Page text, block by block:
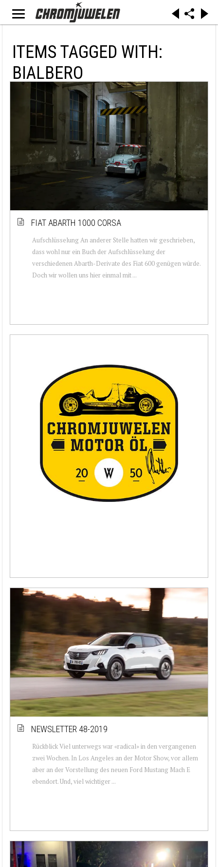
ITEMS TAGGED WITH:
BIALBERO
FIAT ABARTH 1000 CORSA
Aufschlüsselung An anderer Stelle hatten wir geschrieben,
dass wohl nur ein Buch der Aufschlüsselung der
verschiedenen Abarth-Derivate des Fiat 600 genügen würde.
Doch wir wollen uns hier einmal mit ...
NEWSLETTER 48-2019
Rückblick Viel unterwegs war «radical» in den vergangenen
zwei Wochen. In Los Angeles an der Motor Show, vor allem
aber an der Vorstellung des neuen Ford Mustang Mach E
ebendort. Und, viel wichtiger ...